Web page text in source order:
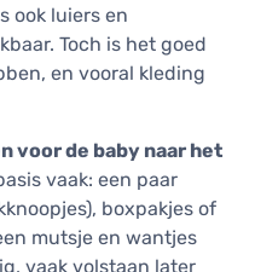
ook luiers en
Toch is het goed
en vooral kleding
voor de baby naar het
vaak: een paar
boxpakjes of
mutsje en wantjes
vaak volstaan later